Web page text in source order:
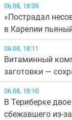
06.08, 18:39
«Пострадал
в Карелии
06.08, 18:11
Витаминный
заготовки —
06.08, 18:10
В Териберке
сбежавшего из-